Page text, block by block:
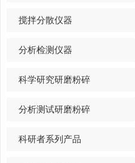
搅拌分散仪器
分析检测仪器
科学研究研磨粉碎
分析测试研磨粉碎
科研者系列产品